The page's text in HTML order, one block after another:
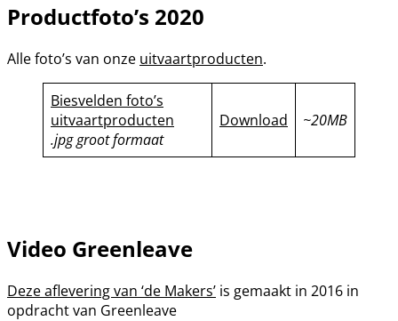
Productfoto’s 2020
Alle foto’s van onze uitvaartproducten.
Biesvelden foto’s
uitvaartproducten
.jpg groot formaat
Download ~20MB
Video Greenleave
Deze aflevering van ‘de Makers’ is gemaakt in 2016 in
opdracht van Greenleave